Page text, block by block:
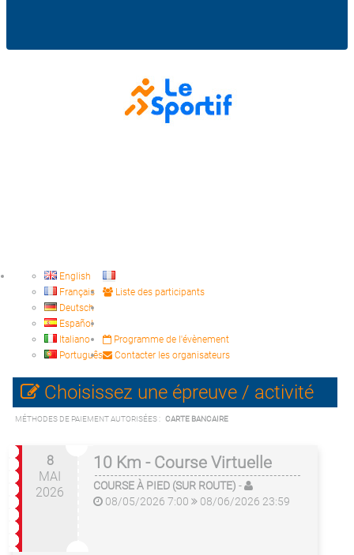
English
Français
Deutsch
Español
Italiano
Português
Liste des participants
Programme de l'évènement
Contacter les organisateurs
Choisissez une épreuve / activité
MÉTHODES DE PAIEMENT AUTORISÉES : CARTE BANCAIRE
8
MAI
2026
10 Km - Course Virtuelle
COURSE À PIED (SUR ROUTE) -
08/05/2026 7:00
08/06/2026 23:59